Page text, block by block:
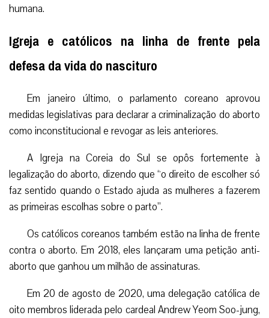
humana.
Igreja e católicos na linha de frente pela
defesa da vida do nascituro
Em janeiro último, o parlamento coreano aprovou
medidas legislativas para declarar a criminalização do aborto
como inconstitucional e revogar as leis anteriores.
A Igreja na Coreia do Sul se opôs fortemente à
legalização do aborto, dizendo que “o direito de escolher só
faz sentido quando o Estado ajuda as mulheres a fazerem
as primeiras escolhas sobre o parto”.
Os católicos coreanos também estão na linha de frente
contra o aborto. Em 2018, eles lançaram uma petição anti-
aborto que ganhou um milhão de assinaturas.
Em 20 de agosto de 2020, uma delegação católica de
oito membros liderada pelo cardeal Andrew Yeom Soo-jung,